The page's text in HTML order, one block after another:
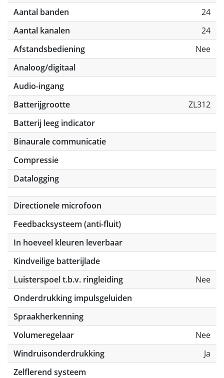
Aantal banden
24
Aantal kanalen
24
Afstandsbediening
Nee
Analoog/digitaal
Audio-ingang
Batterijgrootte
ZL312
Batterij leeg indicator
Binaurale communicatie
Compressie
Datalogging
Directionele microfoon
Feedbacksysteem (anti-fluit)
In hoeveel kleuren leverbaar
Kindveilige batterijlade
Luisterspoel t.b.v. ringleiding
Nee
Onderdrukking impulsgeluiden
Spraakherkenning
Volumeregelaar
Nee
Windruisonderdrukking
Ja
Zelflerend systeem